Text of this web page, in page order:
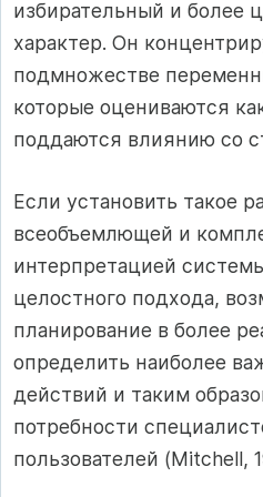
избирательный и более
характер. Он
подмножестве
которые оцениваются
поддаются влиянию со
Если установить такое
всеобъемлющей и
интерпретацией
целостного подхода,
планирование в более
определить наиболее
действий и таким
потребности
пользователей (Mitchell,